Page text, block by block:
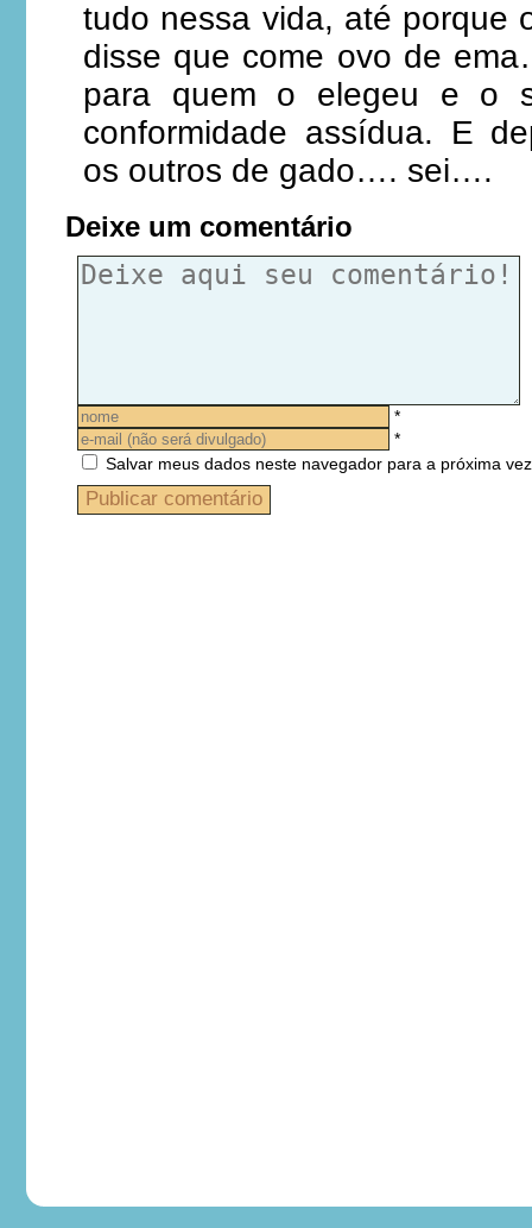
tudo nessa vida, até porque
disse que come ovo de
para quem o elegeu e o
conformidade assídua. E
os outros de gado…. sei….
Deixe um comentário
*
*
Salvar meus dados neste navegador para a próxima